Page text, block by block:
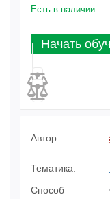
Есть в наличии
Начать
Автор:
Тематика:
Способ